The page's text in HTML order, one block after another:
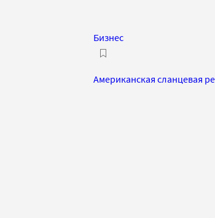
Бизнес
Американская сланцевая